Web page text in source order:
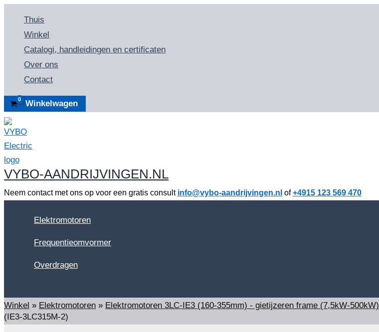
inhoud
Thuis
Winkel
Catalogi, handleidingen en certificaten
Over ons
Contact
Winkelwagen
VYBO-AANDRIJVINGEN.NL
Neem contact met ons op voor een gratis consult info@vybo-aandrijvingen.nl of+4915 123 569 470
Elektromotoren
Frequentieomvormer
Overdragen
Winkel » Elektromotoren » Elektromotoren 3LC-IE3 (160-355mm) - gietijzeren frame (7,5kW-500kW)
(IE3-3LC315M-2)